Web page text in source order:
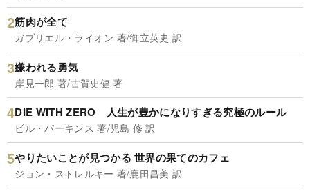
筋肉が全て
ガブリエル・ライオン 著/御立英史 訳
嫌われる勇気
岸見一郎 著/古賀史健 著
DIE WITH ZERO 人生が豊かになりすぎる究極のルール
ビル・パーキンス 著/児島 修 訳
やりたいことが見つかる 世界の果てのカフェ
ジョン・ストレルキー 著/鹿田昌美 訳